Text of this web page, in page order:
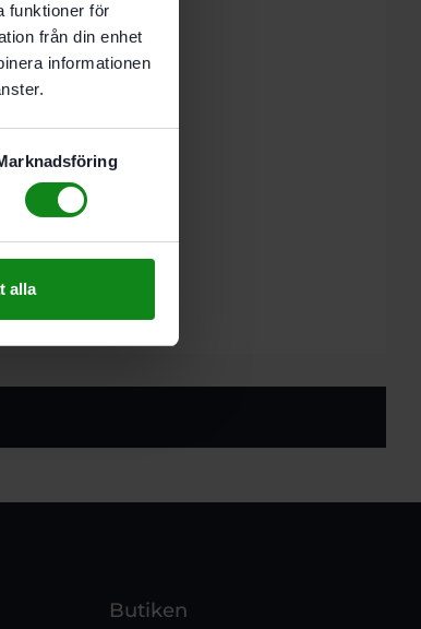
funktioner för
från din enhet
informationen
alla
(0)
Butiken